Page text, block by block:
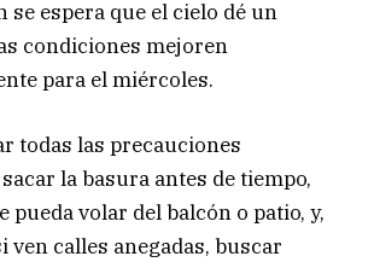
se espera que el cielo dé un
condiciones mejoren
para el miércoles.
todas las precauciones
la basura antes de tiempo,
pueda volar del balcón o patio, y,
ven calles anegadas, buscar